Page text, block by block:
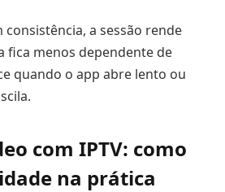
consistência, a sessão rende
fica menos dependente de
quando o app abre lento ou
com IPTV: como
na prática